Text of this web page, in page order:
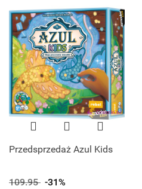
Przedsprzedaż Azul Kids
109.95 -31%